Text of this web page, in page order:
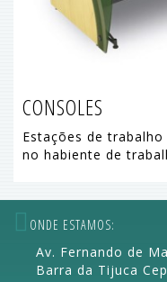
CONSOLES
Estações de
no habiente de
ONDE ESTAMOS:
Av. Fernando de
Barra da Tijuca